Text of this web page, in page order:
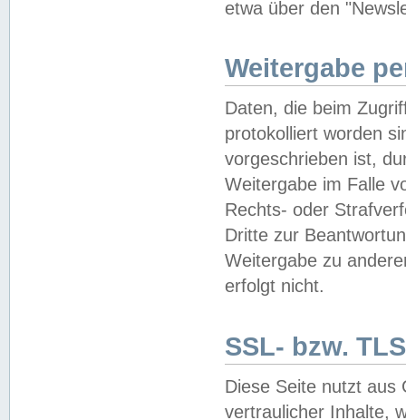
etwa über den
Weitergabe
Daten, die beim
protokolliert worden
vorgeschrieben ist,
Weitergabe im Falle
Rechts- oder
Dritte zur
Weitergabe zu
erfolgt nicht.
SSL- bzw.
Diese Seite nutzt aus
vertraulicher Inhalte,